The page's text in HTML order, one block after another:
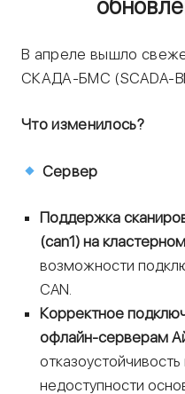
В апреле вышло
СКАДА-БМС (SCADA-
Что изменилось?
Сервер
Поддержка
(can1) на
возможности
CAN.
Корректное
офлайн-серверам
недоступности